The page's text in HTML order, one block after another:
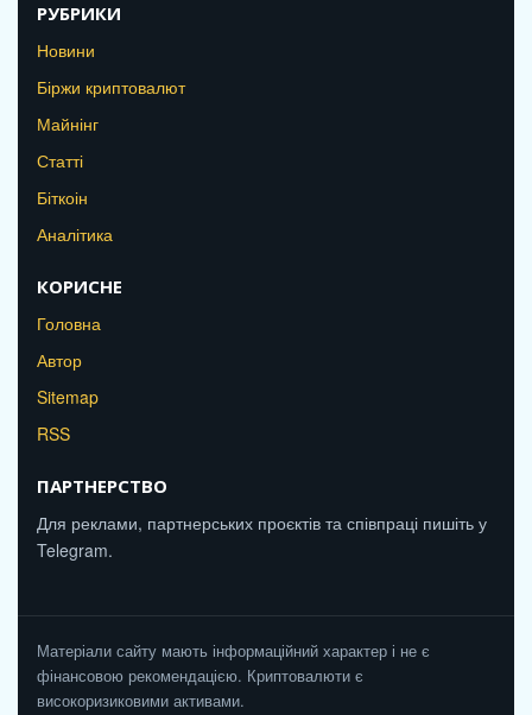
РУБРИКИ
Новини
Біржи криптовалют
Майнінг
Статті
Біткоін
Аналітика
КОРИСНЕ
Головна
Автор
Sitemap
RSS
ПАРТНЕРСТВО
Для реклами, партнерських проєктів та співпраці пишіть у
Telegram.
Матеріали сайту мають інформаційний характер і не є
фінансовою рекомендацією. Криптовалюти є
високоризиковими активами.